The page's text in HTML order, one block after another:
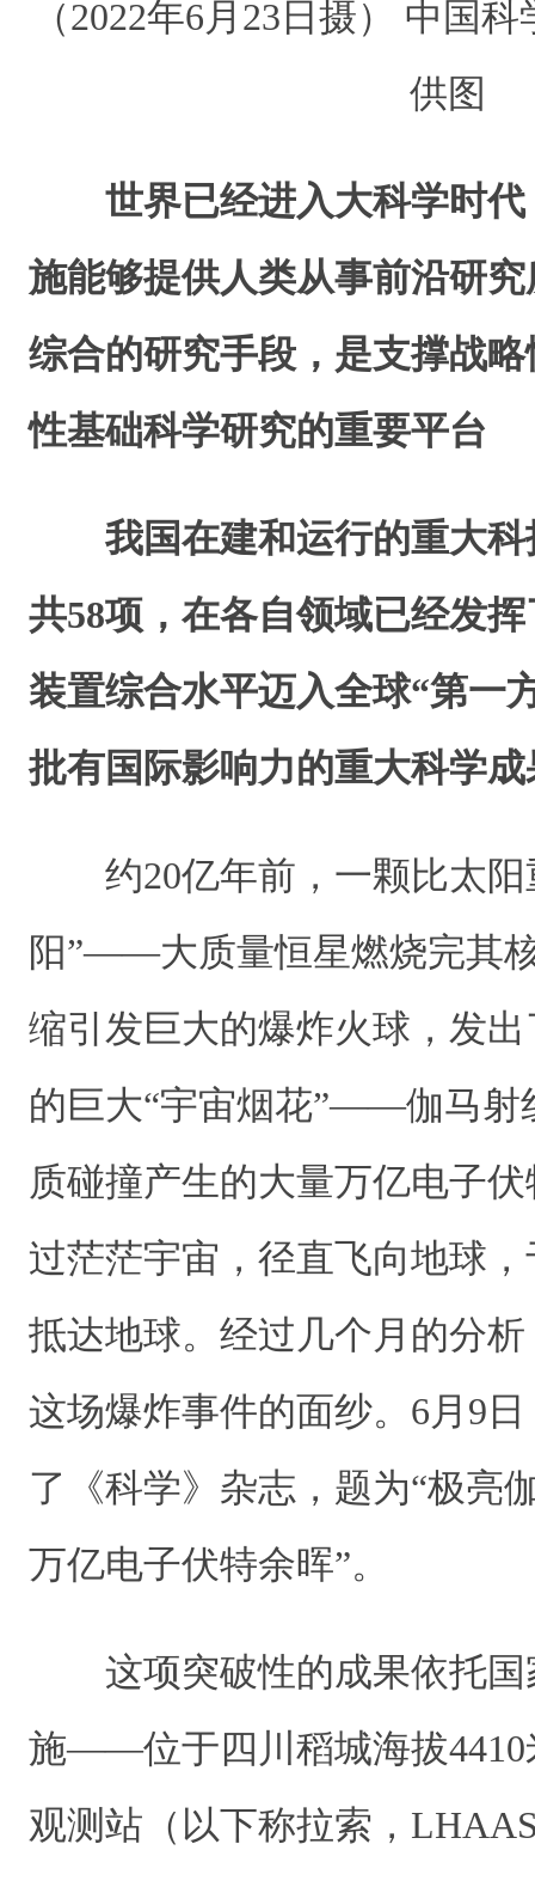
（2022年6月23日摄） 中国
供图
世界已经进入大科学时
施能够提供人类从事前沿研
综合的研究手段，是支撑战
性基础科学研究的重要平台
我国在建和运行的重大
共58项，在各自领域已经发
装置综合水平迈入全球“第一
批有国际影响力的重大科学成
约20亿年前，一颗比太
阳”——大质量恒星燃烧完其
缩引发巨大的爆炸火球，发
的巨大“宇宙烟花”——伽马射
质碰撞产生的大量万亿电子
过茫茫宇宙，径直飞向地球，
抵达地球。经过几个月的分
这场爆炸事件的面纱。6月9
了《科学》杂志，题为“极亮
万亿电子伏特余晖”。
这项突破性的成果依托
施——位于四川稻城海拔4410
观测站（以下称拉索，